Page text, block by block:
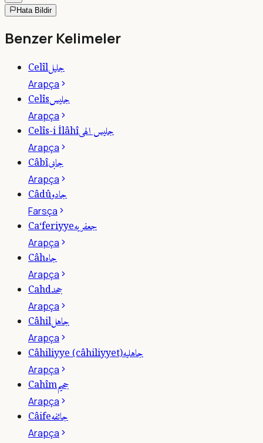
Hata Bildir
Benzer Kelimeler
Celîlجليل
Arapça
Celîsجليس
Arapça
Celîs-i İlâhîجليس الهى
Arapça
Câbîجابى
Arapça
Câdûجادو
Farsça
Ca‘feriyyeجعفريه
Arapça
Câhجاه
Arapça
Cahdجحد
Arapça
Câhilجاهل
Arapça
Câhiliyye (câhiliyyet)جاهليه
Arapça
Cahîmجحيم
Arapça
Câifeجائفه
Arapça